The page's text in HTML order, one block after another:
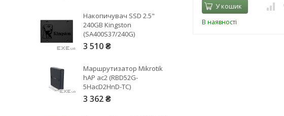
У кошик
В наявності
63Накопичувач SSD 2.5"
240GB Kingston
(SA400S37/240G)
3 510 ₴
Маршрутизатор Mikrotik
hAP ac2 (RBD52G-
5HacD2HnD-TC)
3 362 ₴